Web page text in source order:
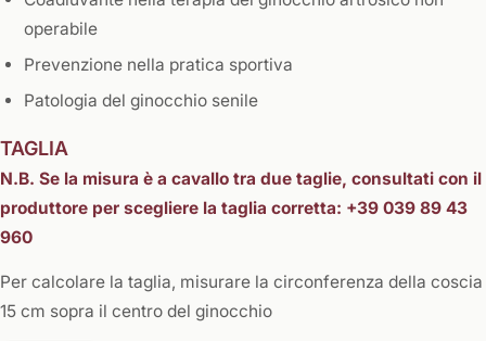
operabile
Prevenzione nella pratica sportiva
Patologia del ginocchio senile
TAGLIA
N.B. Se la misura è a cavallo tra due taglie, consultati con il
produttore per scegliere la taglia corretta: +39 039 89 43
960
Per calcolare la taglia, misurare la circonferenza della coscia
15 cm sopra il centro del ginocchio